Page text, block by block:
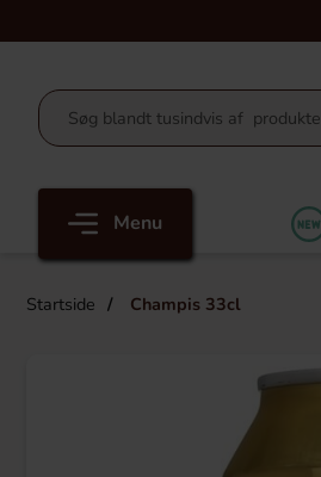
Menu
Startside Champis 33cl